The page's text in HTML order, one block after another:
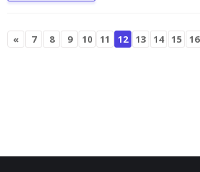
« 7 8 9 10 11 12 13 14 15 16